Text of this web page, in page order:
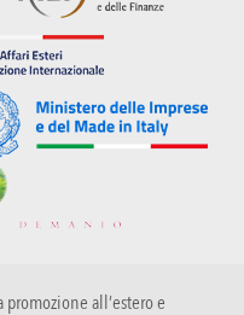
promozione all’estero e